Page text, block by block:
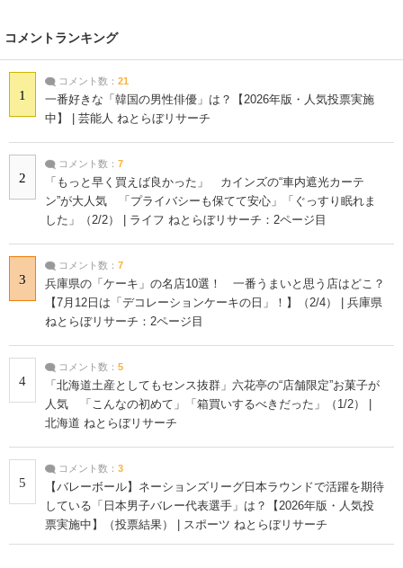
コメントランキング
1
コメント数： 21
一番好きな「韓国の男性俳優」は？【2026年版・人気投票実施
中】 | 芸能人 ねとらぼリサーチ
2
コメント数： 7
「もっと早く買えば良かった」 カインズの“車内遮光カーテ
ン”が大人気 「プライバシーも保てて安心」「ぐっすり眠れま
した」（2/2） | ライフ ねとらぼリサーチ：2ページ目
3
コメント数： 7
兵庫県の「ケーキ」の名店10選！ 一番うまいと思う店はどこ？
【7月12日は「デコレーションケーキの日」！】（2/4） | 兵庫県
ねとらぼリサーチ：2ページ目
4
コメント数： 5
「北海道土産としてもセンス抜群」六花亭の“店舗限定”お菓子が
人気 「こんなの初めて」「箱買いするべきだった」（1/2） |
北海道 ねとらぼリサーチ
5
コメント数： 3
【バレーボール】ネーションズリーグ日本ラウンドで活躍を期待
している「日本男子バレー代表選手」は？【2026年版・人気投
票実施中】（投票結果） | スポーツ ねとらぼリサーチ